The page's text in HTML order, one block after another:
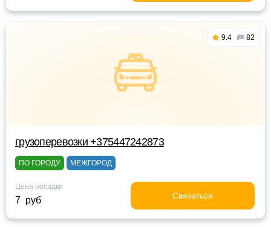
9.4 82
грузоперевозки +375447242873
ПО ГОРОДУ МЕЖГОРОД
Цена посадки
7 руб Связаться